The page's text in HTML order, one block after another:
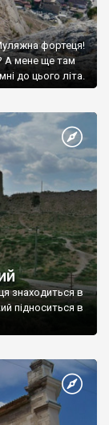
фортеця!
А мене ще там
до цього літа.
знаходиться в
підноситься в